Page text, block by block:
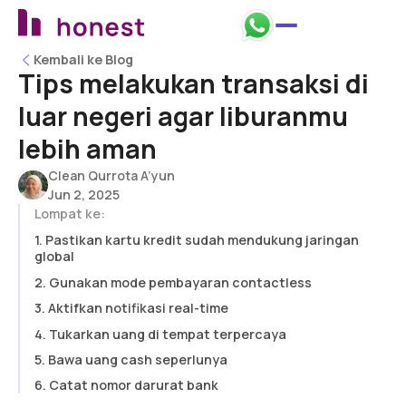
Kembali ke Blog
Kembali ke Blog
Tips melakukan transaksi di
luar negeri agar liburanmu
lebih aman
Clean Qurrota A’yun
Jun 2, 2025
Lompat ke:
1. Pastikan kartu kredit sudah mendukung jaringan
global
2. Gunakan mode pembayaran contactless
3. Aktifkan notifikasi real-time
4. Tukarkan uang di tempat terpercaya
5. Bawa uang cash seperlunya
6. Catat nomor darurat bank